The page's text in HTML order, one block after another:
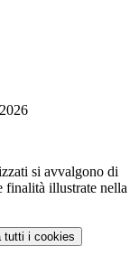
si avvalgono di
finalità illustrate nella
tutti i cookies